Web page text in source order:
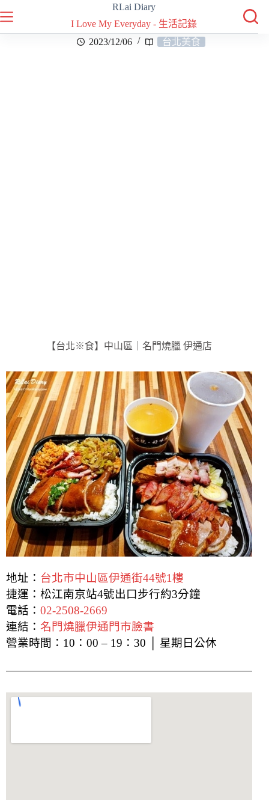
RLai Diary
I Love My Everyday - 生活記錄
2023/12/06
台北美食
【台北※食】中山區｜名門燒臘 伊通店
地址： 台北市中山區伊通街44號1樓
捷運：松江南京站4號出口步行約3分鐘
電話： 02-2508-2669
連結： 名門燒臘伊通門市臉書
營業時間：10：00 – 19：30 │ 星期日公休